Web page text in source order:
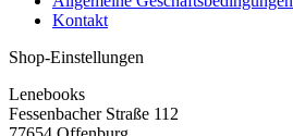
Kontakt
Shop-Einstellungen
Lenebooks
Fessenbacher Straße 112